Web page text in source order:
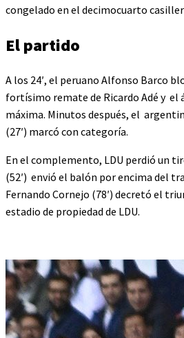
congelado en el decimocuarto
El partido
A los 24′, el peruano Alfonso Barco
fortísimo remate de Ricardo Adé y el
máxima. Minutos después, el
(27′) marcó con categoría.
En el complemento, LDU perdió un
(52′) envió el balón por encima del
Fernando Cornejo (78′) decretó el
estadio de propiedad de LDU.